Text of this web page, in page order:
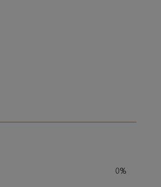
0%